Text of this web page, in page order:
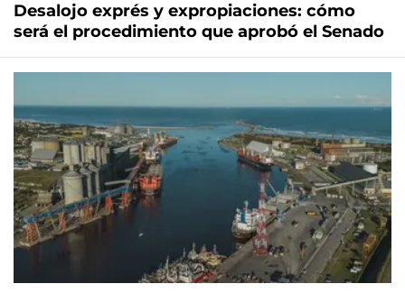
Desalojo exprés y expropiaciones: cómo
será el procedimiento que aprobó el Senado